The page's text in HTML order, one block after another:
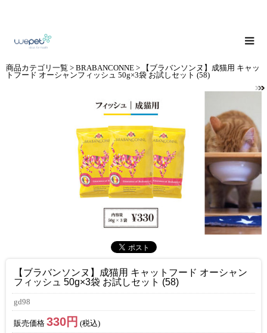
商品カテゴリ一覧 > BRABANCONNE > 【ブラバンソンヌ】成猫用 キャッ
トフード オーシャンフィッシュ 50g×3袋 お試しセット (58)
【ブラバンソンヌ】成猫用 キャットフード オーシャン
フィッシュ 50g×3袋 お試しセット (58)
gd98
販売価格 330円 (税込)